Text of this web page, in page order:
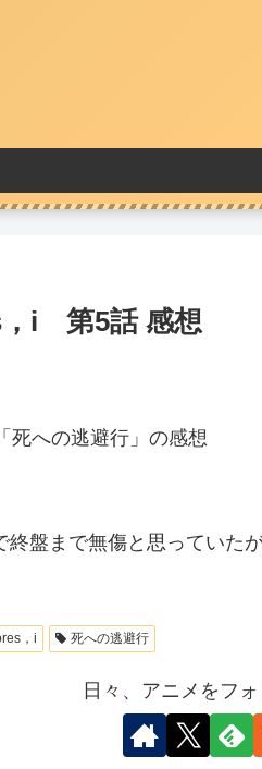
i 第5話 感想
への逃避行」の感想
盤まで無傷と思っていた
，i 死への逃避行
日々、アニメをフ